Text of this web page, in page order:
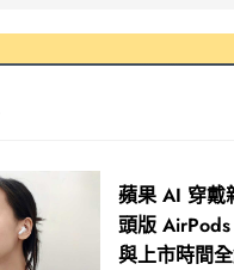
蘋果 AI 穿戴
頭版
與上市時間